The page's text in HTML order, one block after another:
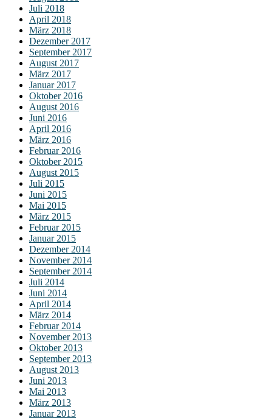
Juli 2018
April 2018
März 2018
Dezember 2017
September 2017
August 2017
März 2017
Januar 2017
Oktober 2016
August 2016
Juni 2016
April 2016
März 2016
Februar 2016
Oktober 2015
August 2015
Juli 2015
Juni 2015
Mai 2015
März 2015
Februar 2015
Januar 2015
Dezember 2014
November 2014
September 2014
Juli 2014
Juni 2014
April 2014
März 2014
Februar 2014
November 2013
Oktober 2013
September 2013
August 2013
Juni 2013
Mai 2013
März 2013
Januar 2013